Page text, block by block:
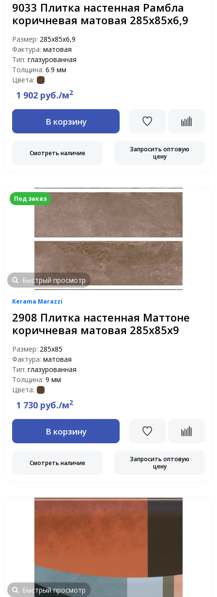
9033 Плитка настенная Рамбла
коричневая матовая 285х85х6,9
Размер: 285х85х6,9
Фактура: матовая
Тип: глазурованная
Толщина: 6.9 мм
Цвета:
1 902 руб./м2
В корзину
Смотреть наличие
Запросить оптовую
цену
Под заказ
Быстрый просмотр
Kerama Marazzi
2908 Плитка настенная Маттоне
коричневая матовая 285х85х9
Размер: 285х85
Фактура: матовая
Тип: глазурованная
Толщина: 9 мм
Цвета:
1 730 руб./м2
В корзину
Смотреть наличие
Запросить оптовую
цену
Быстрый просмотр